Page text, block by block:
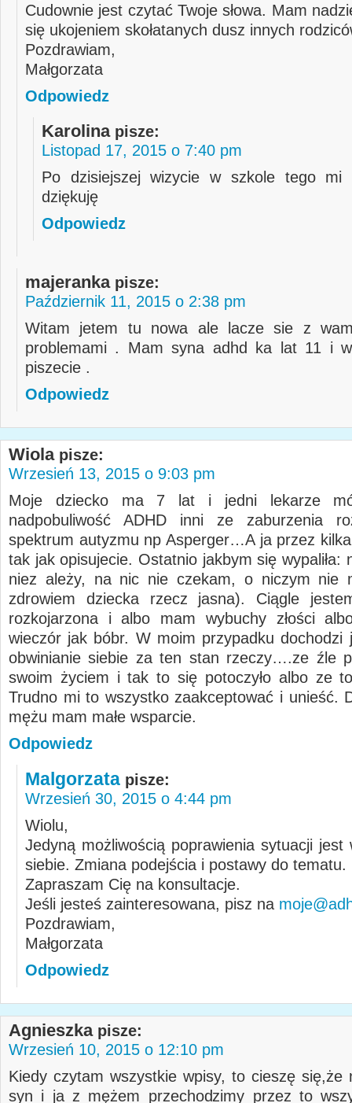
Cudownie jest czytać Twoje słowa. Mam
się ukojeniem skołatanych dusz innych
Pozdrawiam,
Małgorzata
Odpowiedz
Karolina pisze:
Listopad 17, 2015 o 7:40 pm
Po dzisiejszej wizycie w szkole tego mi
dziękuję
Odpowiedz
majeranka pisze:
Październik 11, 2015 o 2:38 pm
Witam jetem tu nowa ale lacze sie z
problemami . Mam syna adhd ka lat 11 i
piszecie .
Odpowiedz
Wiola pisze:
Wrzesień 13, 2015 o 9:03 pm
Moje dziecko ma 7 lat i jedni lekarze
nadpobuliwość ADHD inni ze zaburzenia
spektrum autyzmu np Asperger…A ja przez
tak jak opisujecie. Ostatnio jakbym się wypaliła:
niez ależy, na nic nie czekam, o niczym nie
zdrowiem dziecka rzecz jasna). Ciągle
rozkojarzona i albo mam wybuchy złości
wieczór jak bóbr. W moim przypadku dochodzi
obwinianie siebie za ten stan rzeczy….ze źle
swoim życiem i tak to się potoczyło albo ze
Trudno mi to wszystko zaakceptować i unieść.
mężu mam małe wsparcie.
Odpowiedz
Malgorzata pisze:
Wrzesień 30, 2015 o 4:44 pm
Wiolu,
Jedyną możliwością poprawienia sytuacji jest
siebie. Zmiana podejścia i postawy do tematu.
Zapraszam Cię na konsultacje.
Jeśli jesteś zainteresowana, pisz na
Pozdrawiam,
Małgorzata
Odpowiedz
Agnieszka pisze:
Wrzesień 10, 2015 o 12:10 pm
Kiedy czytam wszystkie wpisy, to cieszę się,że
syn i ja z mężem przechodzimy przez to